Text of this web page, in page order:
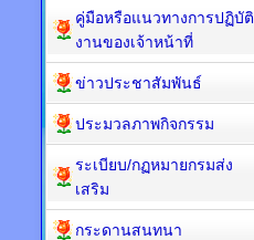
คู่มือหรือแนวทางการปฏิบัติ
งานของเจ้าหน้าที่
ข่าวประชาสัมพันธ์
ประมวลภาพกิจกรรม
ระเบียบ/กฏหมายกรมส่ง
เสริม
กระดานสนทนา